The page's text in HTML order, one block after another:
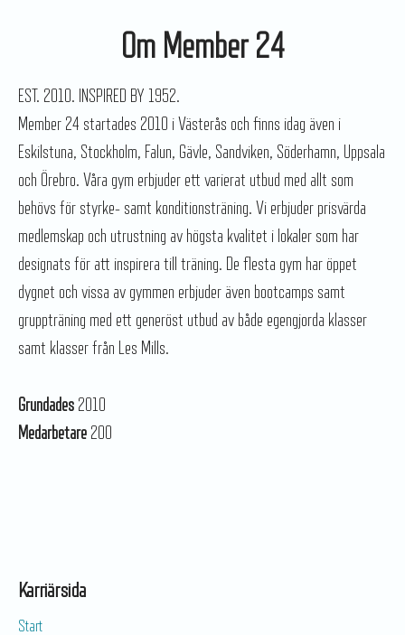
Om Member 24
EST. 2010. INSPIRED BY 1952.
Member 24 startades 2010 i Västerås och finns idag även i
Eskilstuna, Stockholm, Falun, Gävle, Sandviken, Söderhamn, Uppsala
och Örebro. Våra gym erbjuder ett varierat utbud med allt som
behövs för styrke- samt konditionsträning. Vi erbjuder prisvärda
medlemskap och utrustning av högsta kvalitet i lokaler som har
designats för att inspirera till träning. De flesta gym har öppet
dygnet och vissa av gymmen erbjuder även bootcamps samt
gruppträning med ett generöst utbud av både egengjorda klasser
samt klasser från Les Mills.
Grundades 2010
Medarbetare 200
Karriärsida
Start